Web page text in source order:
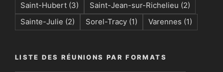
Saint-Hubert (3) Saint-Jean-sur-Richelieu (2)
Sainte-Julie (2) Sorel-Tracy (1) Varennes (1)
LISTE DES RÉUNIONS PAR FORMATS